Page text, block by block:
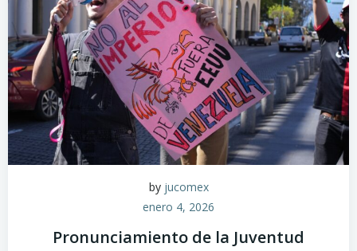
by jucomex
enero 4, 2026
Pronunciamiento de la Juventud